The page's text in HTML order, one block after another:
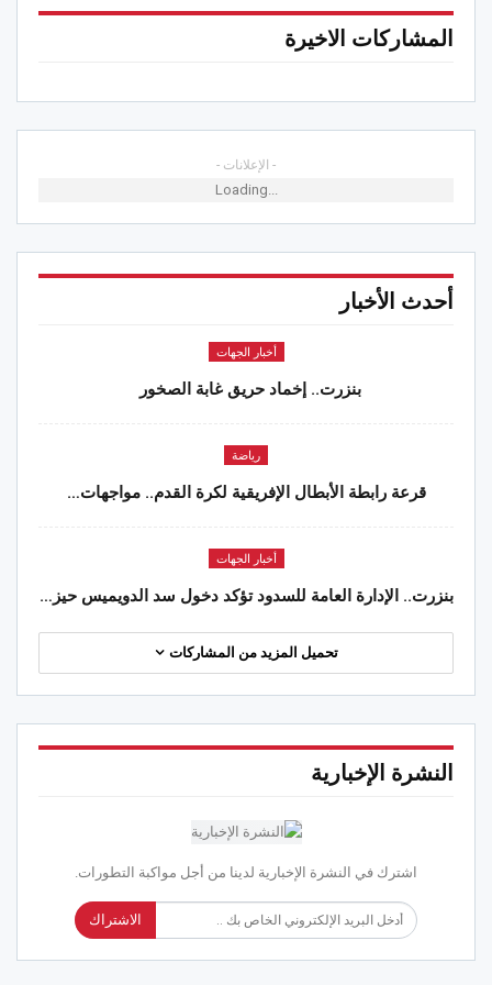
المشاركات الاخيرة
- الإعلانات -
Loading...
أحدث الأخبار
أخبار الجهات
بنزرت.. إخماد حريق غابة الصخور
رياضة
قرعة رابطة الأبطال الإفريقية لكرة القدم.. مواجهات…
أخبار الجهات
بنزرت.. الإدارة العامة للسدود تؤكد دخول سد الدويميس حيز…
تحميل المزيد من المشاركات
النشرة الإخبارية
اشترك في النشرة الإخبارية لدينا من أجل مواكبة التطورات.
الاشتراك